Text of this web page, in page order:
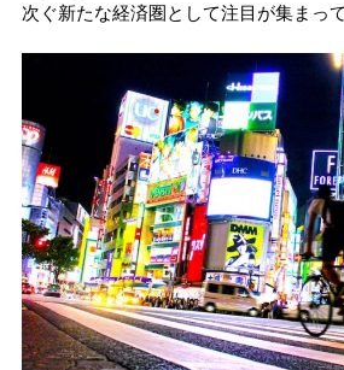
次ぐ新たな経済圏として注目が集まっ